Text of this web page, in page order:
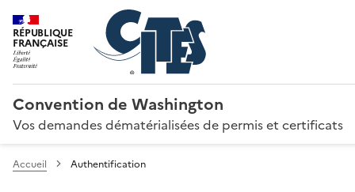
RÉPUBLIQUE
FRANÇAISE
Convention de Washington
Vos demandes dématérialisées de permis et certificats
Accueil Authentification